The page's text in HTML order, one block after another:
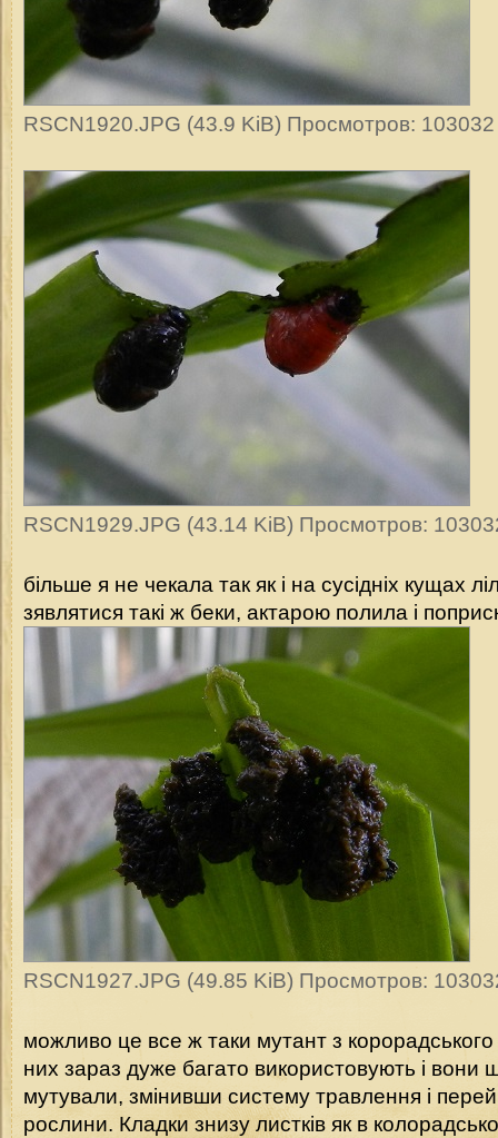
RSCN1920.JPG (43.9 KiB) Просмотров: 103032
RSCN1929.JPG (43.14 KiB) Просмотров:
більше я не чекала так як і на сусідніх кущах
зявлятися такі ж беки, актарою полила і
RSCN1927.JPG (49.85 KiB) Просмотров:
можливо це все ж таки мутант з корорадського
них зараз дуже багато використовують і вони
мутували, змінивши систему травлення і
рослини. Кладки знизу листків як в